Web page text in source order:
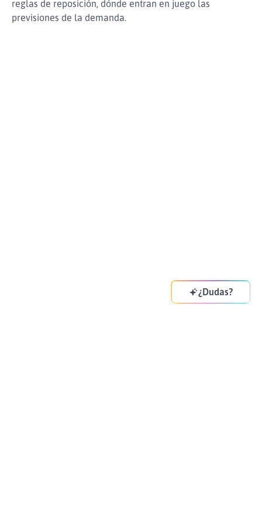
reglas de reposición, dónde entran en juego las
previsiones de la demanda.
¿Dudas?